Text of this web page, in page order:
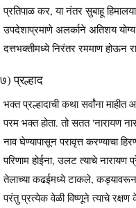
प्रतिपाळ कर, या नंतर सुबाहू
उपदेशाप्रमाणे अलर्काने अतिशय
दत्तभक्तीमध्ये निरंतर रममाण होऊन
७) प्रल्हाद
भक्त प्रल्हादाची कथा सर्वांना
परम भक्त होता. तो सतत 'नारायण
नाव घेण्यापासून परावृत्त करण्याचा
परिणाम होईना, उलट त्याचे
तेलाच्या कढईमध्ये टाकले,
परंतु प्रत्येक वेळी विष्णूने त्याचे